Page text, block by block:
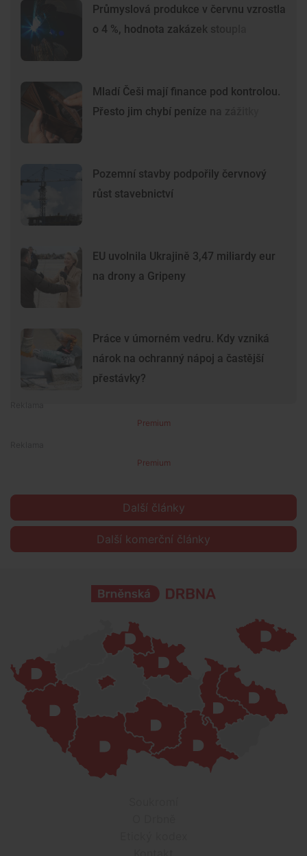
Průmyslová produkce v červnu vzrostla
o 4 %, hodnota zakázek stoupla
Mladí Češi mají finance pod kontrolou.
Přesto jim chybí peníze na zážitky
Pozemní stavby podpořily červnový
růst stavebnictví
EU uvolnila Ukrajině 3,47 miliardy eur
na drony a Gripeny
Práce v úmorném vedru. Kdy vzniká
nárok na ochranný nápoj a častější
přestávky?
Premium
Premium
Další články
Další komerční články